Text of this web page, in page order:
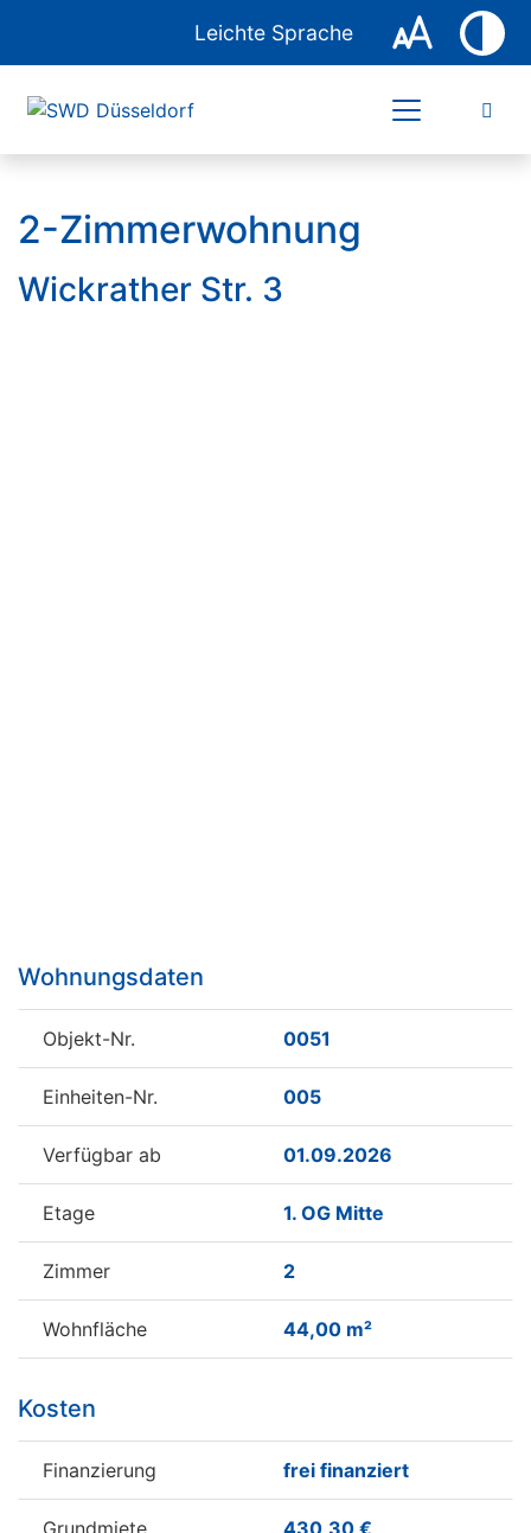
Leichte Sprache
2-Zimmerwohnung
Wickrather Str. 3
Wohnungsdaten
Objekt-Nr. 0051
Einheiten-Nr. 005
Verfügbar ab 01.09.2026
Etage 1. OG Mitte
Zimmer 2
Wohnfläche 44,00 m²
Kosten
Finanzierung frei finanziert
Grundmiete 430,30 €